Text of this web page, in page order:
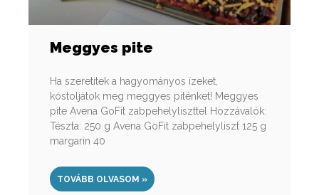
Meggyes pite
Ha szeretitek a hagyományos ízeket,
kóstoljátok meg meggyes piténket! Meggyes
pite Avena GoFit zabpehelyliszttel Hozzávalók:
Tészta: 250 g Avena GoFit zabpehelyliszt 125 g
margarin 40
TOVÁBB OLVASOM »